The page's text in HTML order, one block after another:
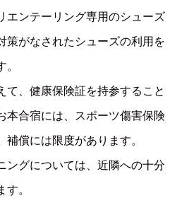
エンテーリング専用のシューズ
策がなされたシューズの利用を
て、健康保険証を持参すること
本合宿には、スポーツ傷害保険
償には限度があります。
ングについては、近隣への十分
。